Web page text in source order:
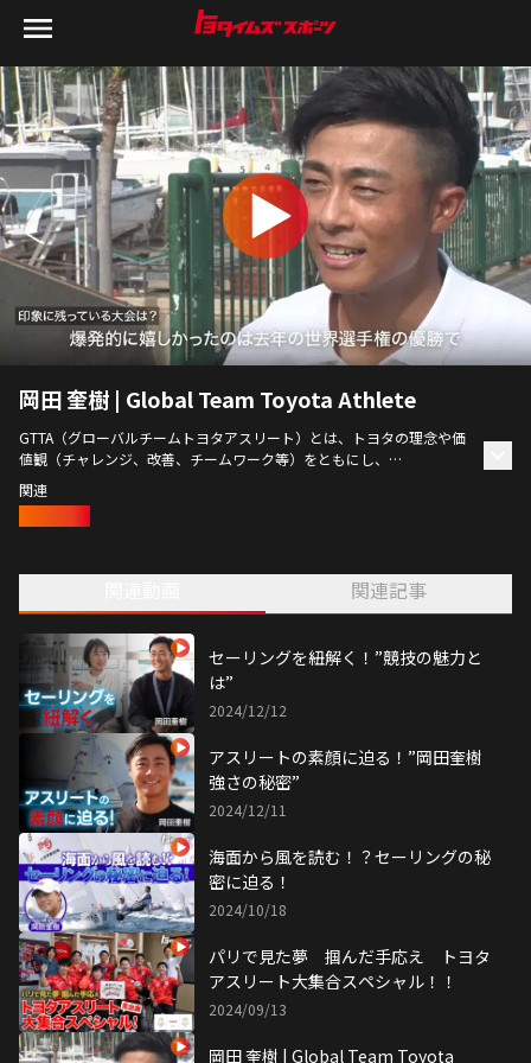
岡田 奎樹 | Global Team Toyota Athlete
GTTA（グローバルチームトヨタアスリート）とは、トヨタの理念や価
値観（チャレンジ、改善、チームワーク等）をともにし、
自らの限界を超えてチャレンジする「StartYourImpossible」を体現す
るアスリートたち。GTTAの想い描く未来に迫る。
東京2020オリンピック男子470級で7位入賞。
2023年混合470級世界選手権で金メダルを獲得。
オリンピック出場枠をかけた大会で
日本人最上位の結果を収め
パリオリンピック代表に内定。
関連
関連記事
セーリングを紐解く！”競技の魅力と
は”
2024/12/12
アスリートの素顔に迫る！”岡田奎樹
強さの秘密”
2024/12/11
海面から風を読む！？セーリングの秘
密に迫る！
2024/10/18
パリで見た夢 掴んだ手応え トヨタ
アスリート大集合スペシャル！！
2024/09/13
岡田 奎樹 | Global Team Toyota